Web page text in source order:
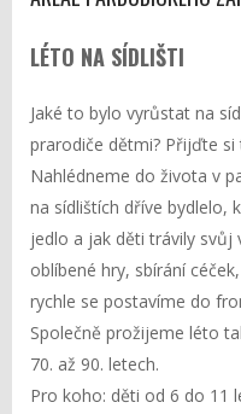
LÉTO NA SÍDLIŠTI
Jaké to bylo vyrůstat na
prarodiče dětmi? Přijďte
Nahlédneme do života v
na sídlištích dříve bydlelo,
jedlo a jak děti trávily svůj
oblíbené hry, sbírání
rychle se postavíme do
Společně prožijeme léto
70. až 90. letech.
Pro koho: děti od 6 do 11